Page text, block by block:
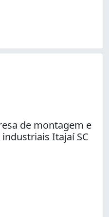
de montagem e
Itajaí SC